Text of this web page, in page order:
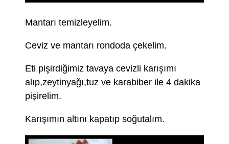
Mantarı temizleyelim.
Ceviz ve mantarı rondoda çekelim.
Eti pişirdiğimiz tavaya cevizli karışımı
alıp,zeytinyağı,tuz ve karabiber ile 4 dakika
pişirelim.
Karışımın altını kapatıp soğutalım.